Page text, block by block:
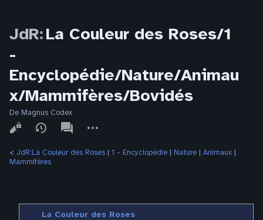
JdR:La Couleur des Roses/1
-
Encyclopédie/Nature/Animau
x/Mammifères/Bovidés
De Magnus Codex
Affichages
associated-
pages
actions
< JdR:La Couleur des Roses ‎ | 1 - Encyclopédie ‎ | Nature ‎ | Animaux ‎ |
Mammifères
La Couleur des Roses